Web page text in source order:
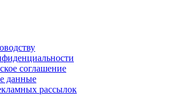
соглашение
данные
рассылок